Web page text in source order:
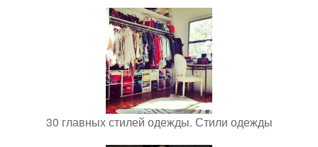
30 главных стилей одежды. Стили одежды